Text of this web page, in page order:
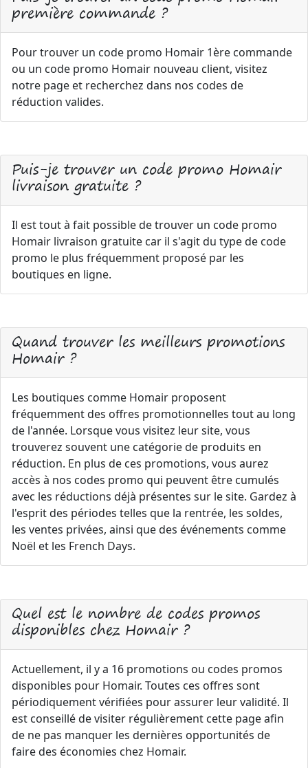
première commande ?
Pour trouver un code promo Homair 1ère commande
ou un code promo Homair nouveau client, visitez
notre page et recherchez dans nos codes de
réduction valides.
Puis-je trouver un code promo Homair
livraison gratuite ?
Il est tout à fait possible de trouver un code promo
Homair livraison gratuite car il s'agit du type de code
promo le plus fréquemment proposé par les
boutiques en ligne.
Quand trouver les meilleurs promotions
Homair ?
Les boutiques comme Homair proposent
fréquemment des offres promotionnelles tout au long
de l'année. Lorsque vous visitez leur site, vous
trouverez souvent une catégorie de produits en
réduction. En plus de ces promotions, vous aurez
accès à nos codes promo qui peuvent être cumulés
avec les réductions déjà présentes sur le site. Gardez à
l'esprit des périodes telles que la rentrée, les soldes,
les ventes privées, ainsi que des événements comme
Noël et les French Days.
Quel est le nombre de codes promos
disponibles chez Homair ?
Actuellement, il y a 16 promotions ou codes promos
disponibles pour Homair. Toutes ces offres sont
périodiquement vérifiées pour assurer leur validité. Il
est conseillé de visiter régulièrement cette page afin
de ne pas manquer les dernières opportunités de
faire des économies chez Homair.